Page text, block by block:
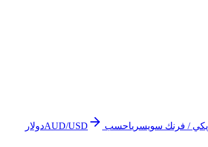
/ فرنك سويسرياحسب AUD/USDدولار